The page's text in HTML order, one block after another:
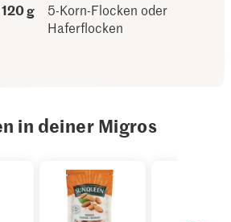
120 g
5-Korn-Flocken oder
Haferflocken
in deiner Migros